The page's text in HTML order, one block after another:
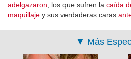
adelgazaron , los que sufren la caída
maquillaje y sus verdaderas caras
▼ Más